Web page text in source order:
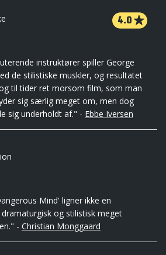
4.0
instruktører spiller George
de stilistiske muskler, og resultatet
til tider ret morsom film, som man
sig særlig meget om, men dog
sig underholdt af." - Ebbe Iversen
Mind' ligner ikke en
og stilistisk meget
- Christian Monggaard